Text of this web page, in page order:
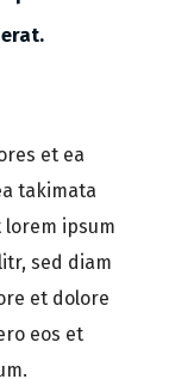
et ea
takimata
ipsum
sed diam
et dolore
eos et